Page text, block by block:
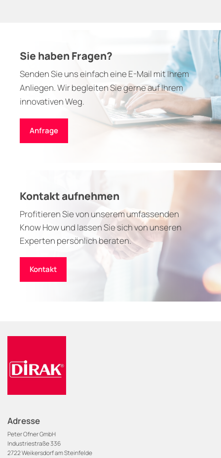
Sie haben Fragen?
Senden Sie uns einfach eine E-Mail mit Ihrem
Anliegen. Wir begleiten Sie gerne auf Ihrem
innovativen Weg.
Anfrage
Kontakt aufnehmen
Profitieren Sie von unserem umfassenden
Know How und lassen Sie sich von unseren
Experten persönlich beraten.
Kontakt
Adresse
Peter Ofner GmbH
Industriestraße 336
2722 Weikersdorf am Steinfelde